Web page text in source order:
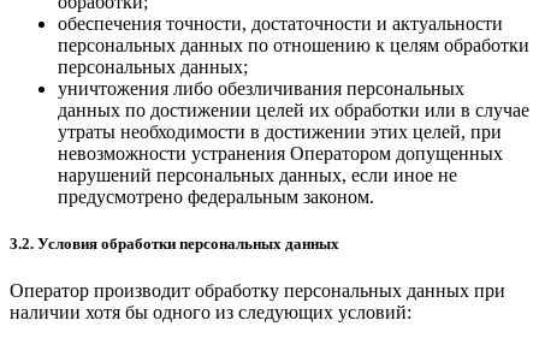
обеспечения точности, достаточности и актуальности
персональных данных по отношению к целям обработки
персональных данных;
уничтожения либо обезличивания персональных
данных по достижении целей их обработки или в случае
утраты необходимости в достижении этих целей, при
невозможности устранения Оператором допущенных
нарушений персональных данных, если иное не
предусмотрено федеральным законом.
3.2. Условия обработки персональных данных
Оператор производит обработку персональных данных при
наличии хотя бы одного из следующих условий: